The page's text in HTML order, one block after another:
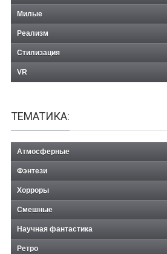
Милые
Реализм
Стилизация
VR
ТЕМАТИКА:
Атмосферные
Фэнтези
Хорроры
Смешные
Научная фантастика
Ретро